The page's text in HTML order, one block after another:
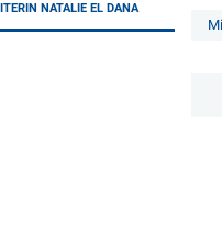
NATALIE EL DANA